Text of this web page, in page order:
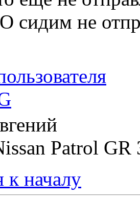
сидим не
Patrol
к началу